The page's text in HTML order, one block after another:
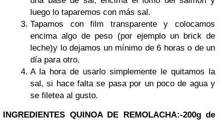
luego lo taparemos con más sal.
Tapamos con film transparente y colocamos
encima algo de peso (por ejemplo un brick de
leche)y lo dejamos un mínimo de 6 horas o de un
día para otro.
A la hora de usarlo simplemente le quitamos la
sal, si hace falta se pasa por un poco de agua y
se filetea al gusto.
INGREDIENTES QUINOA DE REMOLACHA:-200g de